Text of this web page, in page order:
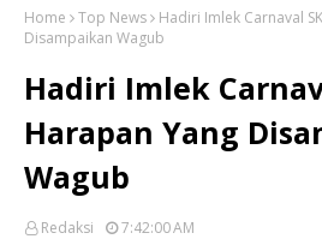
Home Top News
Hadiri Imlek Carnaval
Disampaikan Wagub
Hadiri Imlek
Harapan Yang
Wagub
Redaksi 7:42:00 AM